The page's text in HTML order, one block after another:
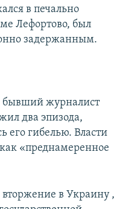
в печально
Лефортово, был
задержанным.
бывший журналист
два эпизода,
его гибелью. Власти
«преднамеренное
вторжение в Украину ,